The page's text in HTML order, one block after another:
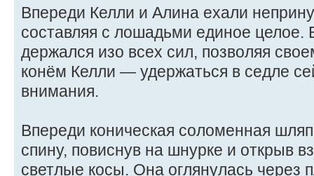
Впереди Келли и Алина ехали
составляя с лошадьми единое целое.
держался изо всех сил, позволяя
конём Келли — удержаться в седле
внимания.
Впереди коническая соломенная
спину, повиснув на шнурке и открыв
светлые косы. Она оглянулась через